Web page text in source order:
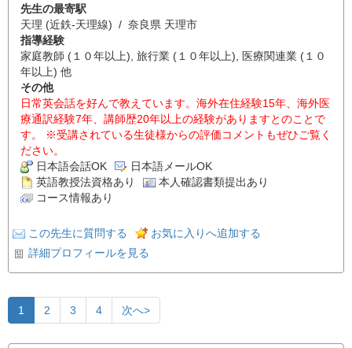
先生の最寄駅
天理 (近鉄-天理線) / 奈良県 天理市
指導経験
家庭教師 (１０年以上), 旅行業 (１０年以上), 医療関連業 (１０
年以上) 他
その他
日常英会話を好んで教えています。海外在住経験15年、海外医
療通訳経験7年、講師歴20年以上の経験がありますとのことで
す。 ※受講されている生徒様からの評価コメントもぜひご覧く
ださい。
日本語会話OK
日本語メールOK
英語教授法資格あり
本人確認書類提出あり
コース情報あり
この先生に質問する
お気に入りへ追加する
詳細プロフィールを見る
1 2 3 4 次へ>